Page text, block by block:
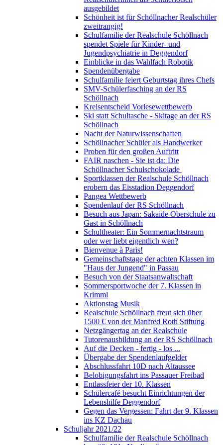
ausgebildet
Schönheit ist für Schöllnacher Realschüler
zweitrangig!
Schulfamilie der Realschule Schöllnach
spendet Spiele für Kinder- und
Jugendpsychiatrie in Deggendorf
Einblicke in das Wahlfach Robotik
Spendenübergabe
Schulfamilie feiert Geburtstag ihres Chefs
SMV-Schülerfasching an der RS
Schöllnach
Kreisentscheid Vorlesewettbewerb
Ski statt Schultasche - Skitage an der RS
Schöllnach
Nacht der Naturwissenschaften
Schöllnacher Schüler als Handwerker
Proben für den großen Auftritt
FAIR naschen - Sie ist da: Die
Schöllnacher Schulschokolade
Sportklassen der Realschule Schöllnach
erobern das Eisstadion Deggendorf
Pangea Wettbewerb
Spendenlauf der RS Schöllnach
Besuch aus Japan: Sakaide Oberschule zu
Gast in Schöllnach
Schultheater: Ein Sommernachtstraum
oder wer liebt eigentlich wen?
Bienvenue à Paris!
Gemeinschaftstage der achten Klassen im
"Haus der Jungend" in Passau
Besuch von der Staatsanwaltschaft
Sommersportwoche der 7. Klassen in
Krimml
Aktionstag Musik
Realschule Schöllnach freut sich über
1500 € von der Manfred Roth Stiftung
Netzgängertag an der Realschule
Tutorenausbildung an der RS Schöllnach
Auf die Decken - fertig - los ...
Übergabe der Spendenlaufgelder
Abschlussfahrt 10D nach Altaussee
Belobigungsfahrt ins Passauer Freibad
Entlassfeier der 10. Klassen
Schülercafé besucht Einrichtungen der
Lebenshilfe Deggendorf
Gegen das Vergessen: Fahrt der 9. Klassen
ins KZ Dachau
Schuljahr 2021/22
Schulfamilie der Realschule Schöllnach